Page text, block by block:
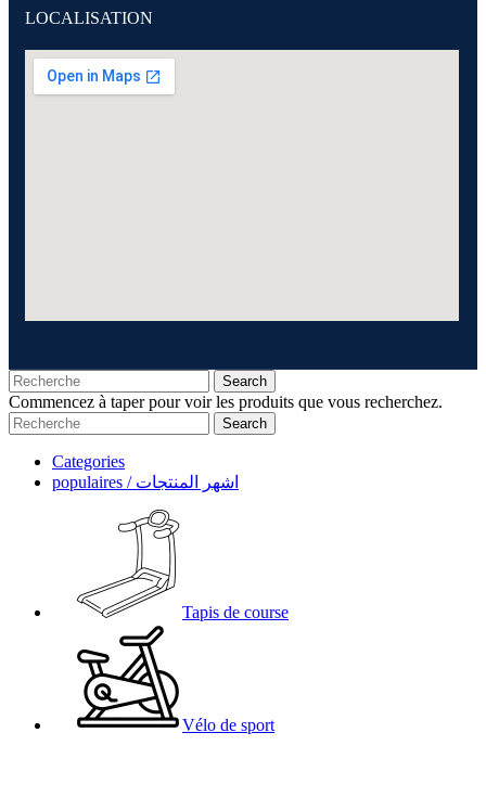
LOCALISATION
Search
Commencez à taper pour voir les produits que vous recherchez.
Search
Categories
populaires / اشهر المنتجات
Tapis de course
Vélo de sport